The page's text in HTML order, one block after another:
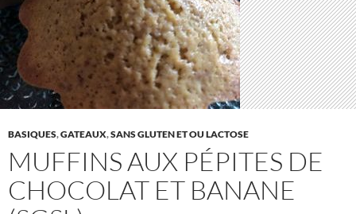
BASIQUES,GATEAUX,SANS GLUTEN ET OU LACTOSE
MUFFINS AUX PÉPITES DE
CHOCOLAT ET BANANE